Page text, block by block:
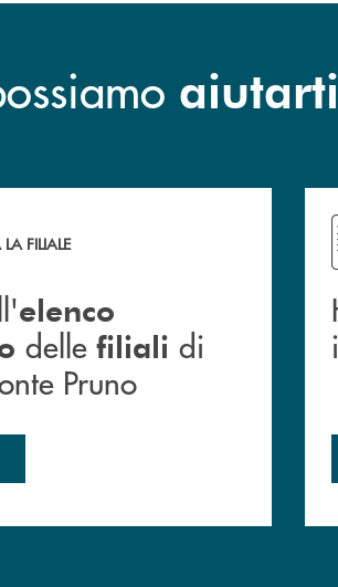
aiutarti
completo&nbsp; delle&nbsp;
FILIALE
elenco
delle filiali di
Pruno